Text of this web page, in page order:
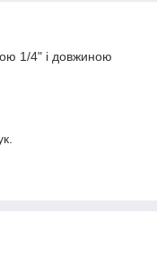
1/4" і довжиною